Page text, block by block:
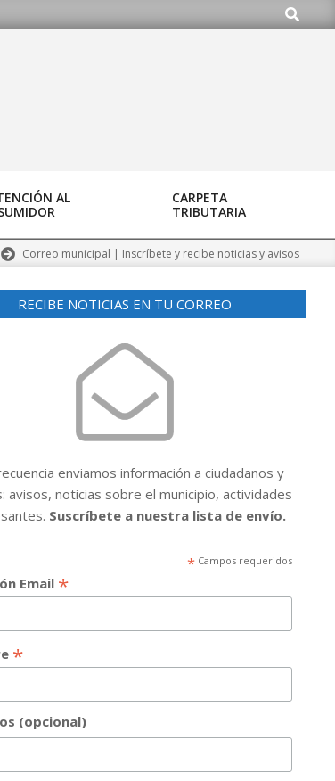
Buscar
AL
CARPETA
TRIBUTARIA
Correo municipal | Inscríbete y recibe noticias y avisos
RECIBE NOTICIAS EN TU CORREO
enviamos información a ciudadanos y
avisos, noticias sobre el municipio, actividades
Suscríbete a nuestra lista de envío.
* Campos requeridos
Email *
*
(opcional)